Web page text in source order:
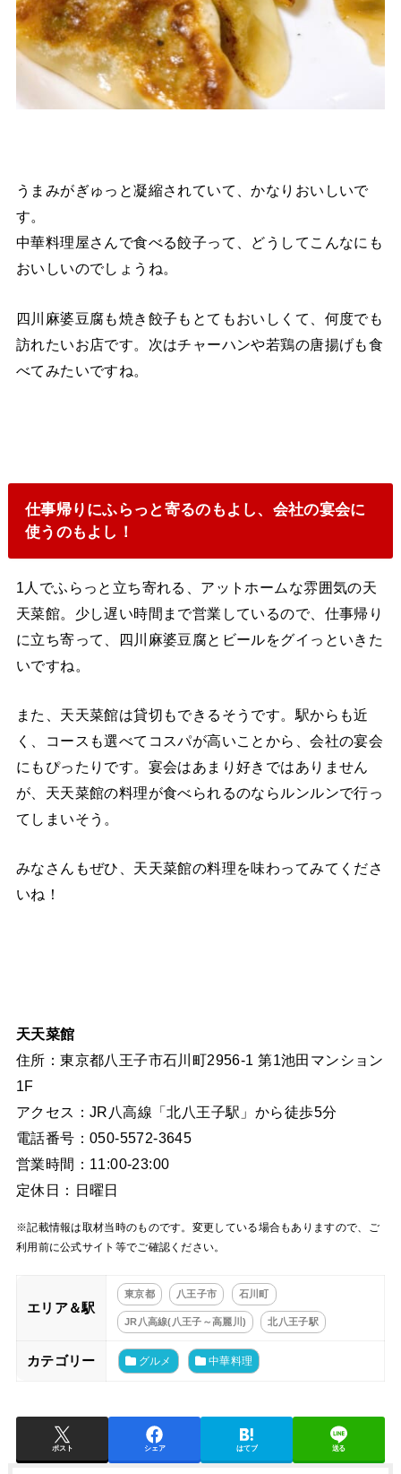
うまみがぎゅっと凝縮されていて、かなりおいしいで
す。
中華料理屋さんで食べる餃子って、どうしてこんなにも
おいしいのでしょうね。
四川麻婆豆腐も焼き餃子もとてもおいしくて、何度でも
訪れたいお店です。次はチャーハンや若鶏の唐揚げも食
べてみたいですね。
仕事帰りにふらっと寄るのもよし、会社の宴会に
使うのもよし！
1人でふらっと立ち寄れる、アットホームな雰囲気の天
天菜館。少し遅い時間まで営業しているので、仕事帰り
に立ち寄って、四川麻婆豆腐とビールをグイっといきた
いですね。
また、天天菜館は貸切もできるそうです。駅からも近
く、コースも選べてコスパが高いことから、会社の宴会
にもぴったりです。宴会はあまり好きではありません
が、天天菜館の料理が食べられるのならルンルンで行っ
てしまいそう。
みなさんもぜひ、天天菜館の料理を味わってみてくださ
いね！
天天菜館
住所：東京都八王子市石川町2956-1 第1池田マンション
1F
アクセス：JR八高線「北八王子駅」から徒歩5分
電話番号：050-5572-3645
営業時間：11:00‐23:00
定休日：日曜日
※記載情報は取材当時のものです。変更している場合もありますので、ご
利用前に公式サイト等でご確認ください。
エリア＆駅
東京都 八王子市 石川町
JR八高線(八王子～高麗川) 北八王子駅
カテゴリー グルメ 中華料理
ポスト シェア はてブ 送る